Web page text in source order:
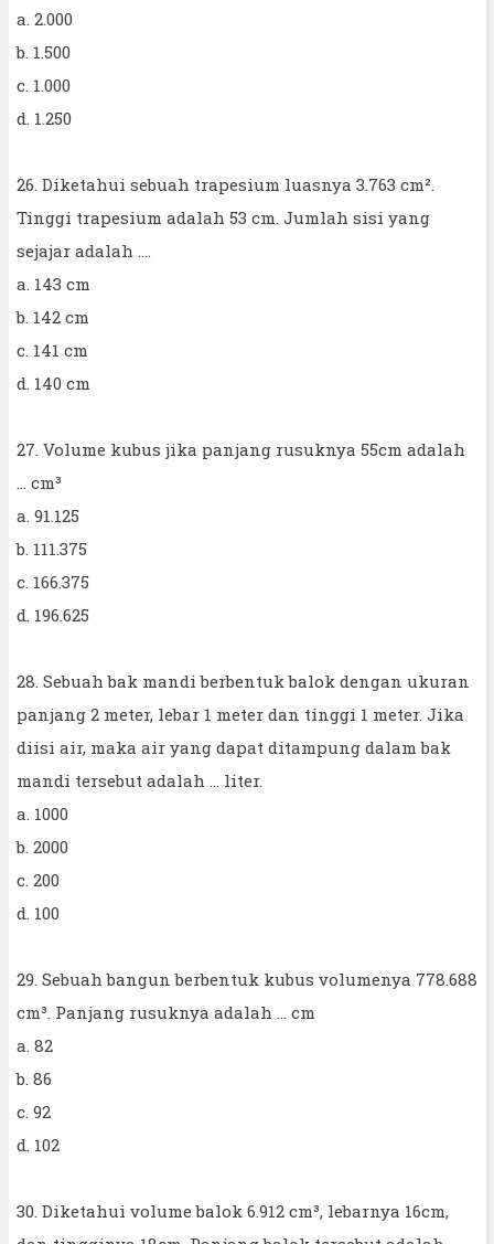
a. 2.000
b. 1.500
c. 1.000
d. 1.250
26. Diketahui sebuah trapesium luasnya 3.763 cm².
Tinggi trapesium adalah 53 cm. Jumlah sisi yang
sejajar adalah ....
a. 143 cm
b. 142 cm
c. 141 cm
d. 140 cm
27. Volume kubus jika panjang rusuknya 55cm adalah
... cm³
a. 91.125
b. 111.375
c. 166.375
d. 196.625
28. Sebuah bak mandi berbentuk balok dengan ukuran
panjang 2 meter, lebar 1 meter dan tinggi 1 meter. Jika
diisi air, maka air yang dapat ditampung dalam bak
mandi tersebut adalah ... liter.
a. 1000
b. 2000
c. 200
d. 100
29. Sebuah bangun berbentuk kubus volumenya 778.688
cm³. Panjang rusuknya adalah ... cm
a. 82
b. 86
c. 92
d. 102
30. Diketahui volume balok 6.912 cm³, lebarnya 16cm,